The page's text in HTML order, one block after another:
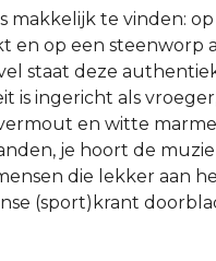
makkelijk te vinden:
en op een steenworp
staat deze
is ingericht als
en witte
je hoort de
die lekker aan
(sport)krant